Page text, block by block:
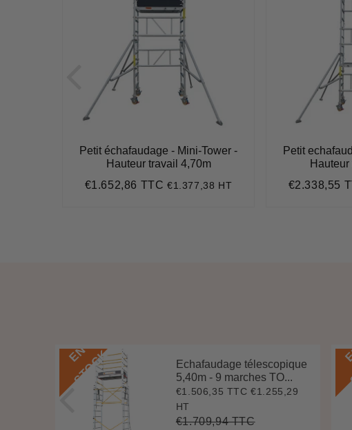
Petit échafaudage - Mini-Tower -
Hauteur travail 4,70m
Prix
€1.652,86 TTC€1.652,86
€1.377,38 HT
Petit
Prix
€2.338,55
E
N
S
T
O
C
K
Echafaudage télescopique
5,40m - 9 marches TO...
Prix
réduit
€1.506,35 TTC€1.506,35
€1.255,29
HT
Prix
€1.709,94 TTC€1.709,94